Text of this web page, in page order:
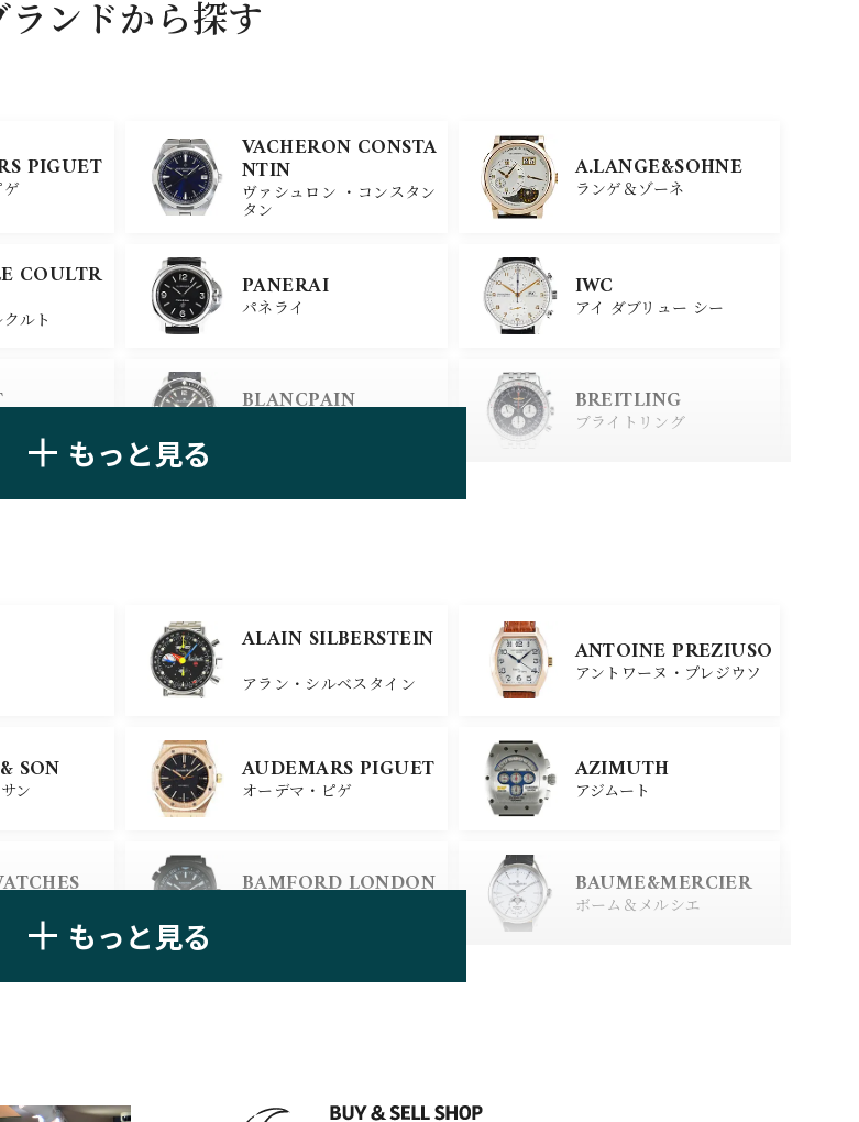
ランドから探す
PIGUET
VACHERON CONSTA
NTIN
ヴァシュロン ・コンスタン
タン
A.LANGE&SOHNE
ランゲ＆ゾーネ
COULTR
ルト
PANERAI
パネライ
IWC
アイ ダブリュー シー
BLANCPAIN BREITLING
ブライトリング
BELL＆ROSS
ベル＆ロス ジン
ショパール セイコー
アラン・シルベスタイン
シチズン
もっと見る
ALAIN SILBERSTEIN
アラン・シルベスタイン
ANTOINE PREZIUSO
アントワーヌ・プレジウソ
SON
ン
AUDEMARS PIGUET
オーデマ・ピゲ
AZIMUTH
アジムート
BAMFORD LONDON BAUME&MERCIER
ボーム＆メルシエ
もっと見る